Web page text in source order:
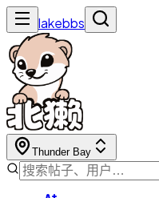
lakebbs
Thunder Bay